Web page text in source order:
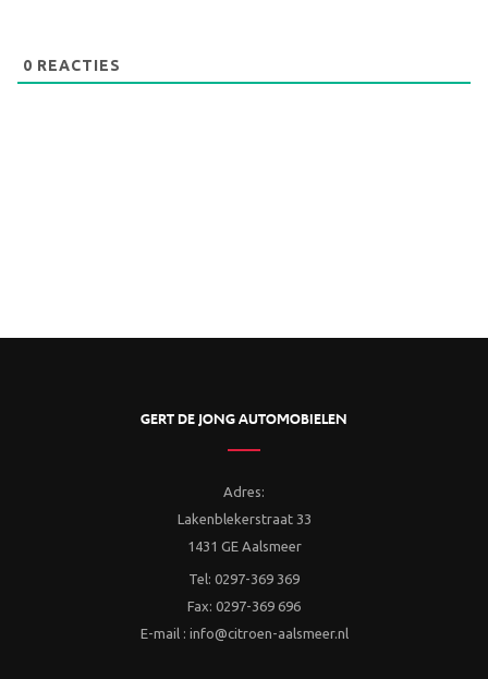
0 REACTIES
GERT DE JONG AUTOMOBIELEN
Adres:
Lakenblekerstraat 33
1431 GE Aalsmeer
Tel: 0297-369 369
Fax: 0297-369 696
E-mail : info@citroen-aalsmeer.nl